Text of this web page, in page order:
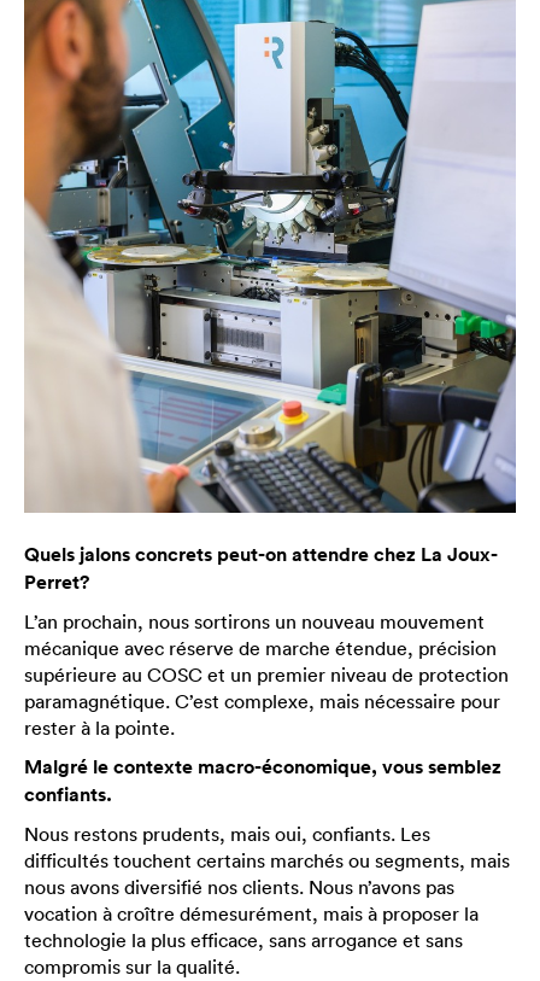
Quels jalons concrets peut-on attendre chez La Joux-
Perret?
L’an prochain, nous sortirons un nouveau mouvement
mécanique avec réserve de marche étendue, précision
supérieure au COSC et un premier niveau de protection
paramagnétique. C’est complexe, mais nécessaire pour
rester à la pointe.
Malgré le contexte macro-économique, vous semblez
confiants.
Nous restons prudents, mais oui, confiants. Les
difficultés touchent certains marchés ou segments, mais
nous avons diversifié nos clients. Nous n’avons pas
vocation à croître démesurément, mais à proposer la
technologie la plus efficace, sans arrogance et sans
compromis sur la qualité.